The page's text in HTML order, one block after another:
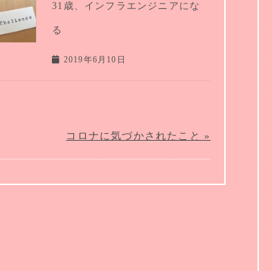
31歳、インフラエンジニアにな
る
2019年6月10日
コロナに気づかされたこと »